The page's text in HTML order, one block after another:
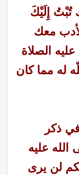
تُبْتُ إِلَيْكَ
معك
الصلاة
له مما كان
ذكر
الله عليه
لن يرى